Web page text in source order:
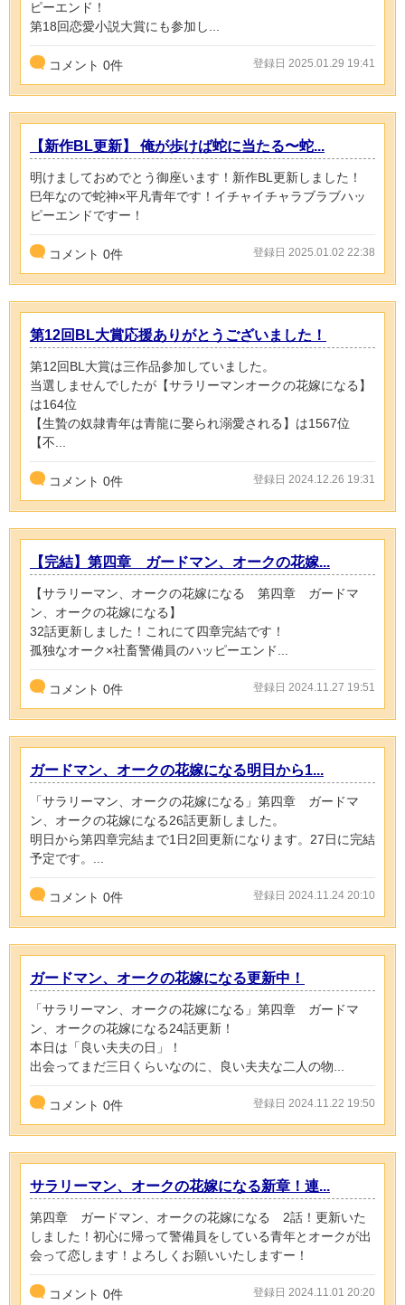
ピーエンド！
第18回恋愛小説大賞にも参加し...
コメント 0件 登録日 2025.01.29 19:41
【新作BL更新】 俺が歩けば蛇に当たる〜蛇...
明けましておめでとう御座います！新作BL更新しました！
巳年なので蛇神×平凡青年です！イチャイチャラブラブハッ
ピーエンドですー！
コメント 0件 登録日 2025.01.02 22:38
第12回BL大賞応援ありがとうございました！
第12回BL大賞は三作品参加していました。
当選しませんでしたが【サラリーマンオークの花嫁になる】
は164位
【生贄の奴隷青年は青龍に娶られ溺愛される】は1567位
【不...
コメント 0件 登録日 2024.12.26 19:31
【完結】第四章 ガードマン、オークの花嫁...
【サラリーマン、オークの花嫁になる 第四章 ガードマ
ン、オークの花嫁になる】
32話更新しました！これにて四章完結です！
孤独なオーク×社畜警備員のハッピーエンド...
コメント 0件 登録日 2024.11.27 19:51
ガードマン、オークの花嫁になる明日から1...
「サラリーマン、オークの花嫁になる」第四章 ガードマ
ン、オークの花嫁になる26話更新しました。
明日から第四章完結まで1日2回更新になります。27日に完結
予定です。...
コメント 0件 登録日 2024.11.24 20:10
ガードマン、オークの花嫁になる更新中！
「サラリーマン、オークの花嫁になる」第四章 ガードマ
ン、オークの花嫁になる24話更新！
本日は「良い夫夫の日」！
出会ってまだ三日くらいなのに、良い夫夫な二人の物...
コメント 0件 登録日 2024.11.22 19:50
サラリーマン、オークの花嫁になる新章！連...
第四章 ガードマン、オークの花嫁になる 2話！更新いた
しました！初心に帰って警備員をしている青年とオークが出
会って恋します！よろしくお願いいたしますー！
コメント 0件 登録日 2024.11.01 20:20